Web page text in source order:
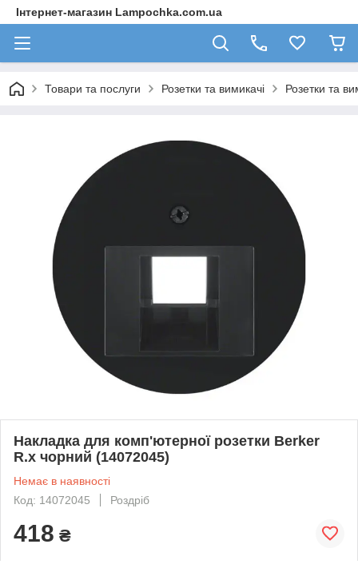
Інтернет-магазин Lampochka.com.ua
Товари та послуги Розетки та вимикачі Розетки та
Накладка для комп'ютерної розетки Berker
R.x чорний (14072045)
Немає в наявності
Код: 14072045
Роздріб
418 ₴